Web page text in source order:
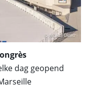
dag geopend